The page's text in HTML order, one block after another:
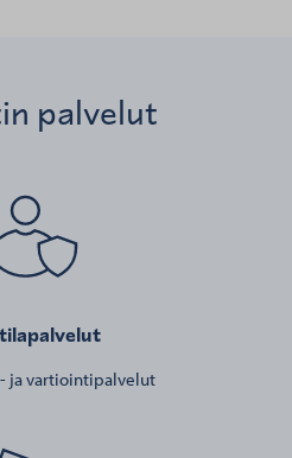
palvelut
ja vartiointipalvelut